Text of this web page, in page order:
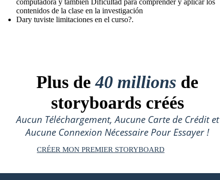
computadora y también Dificultad para comprender y aplicar los
contenidos de la clase en la investigación
Dary tuviste limitaciones en el curso?.
Plus de40 millions de
storyboards créés
Aucun Téléchargement, Aucune Carte de Crédit et
Aucune Connexion Nécessaire Pour Essayer !
CRÉER MON PREMIER STORYBOARD